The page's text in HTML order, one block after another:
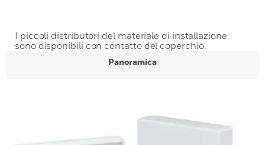
I piccoli distributori del materiale di installazione
sono disponibili con contatto del coperchio.
Panoramica